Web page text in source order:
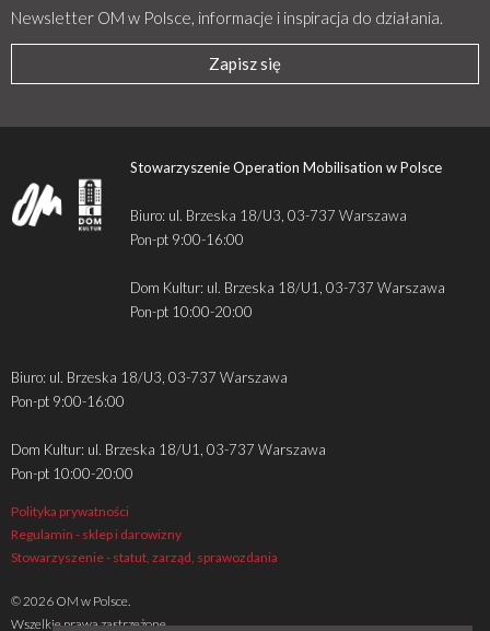
Newsletter OM w Polsce, informacje i inspiracja do działania.
Zapisz się
Stowarzyszenie Operation Mobilisation w Polsce
Biuro: ul. Brzeska 18/U3, 03-737 Warszawa
Pon-pt 9:00-16:00
Dom Kultur: ul. Brzeska 18/U1, 03-737 Warszawa
Pon-pt 10:00-20:00
Biuro: ul. Brzeska 18/U3, 03-737 Warszawa
Pon-pt 9:00-16:00
Dom Kultur: ul. Brzeska 18/U1, 03-737 Warszawa
Pon-pt 10:00-20:00
Polityka prywatności
Regulamin - sklep i darowizny
Stowarzyszenie - statut, zarząd, sprawozdania
© 2026 OM w Polsce.
Wszelkie prawa zastrzeżone